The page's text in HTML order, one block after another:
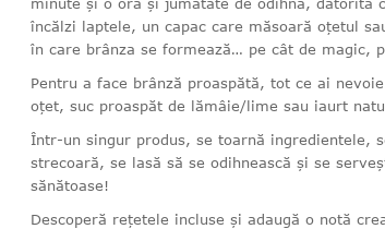
încălzi laptele, un capac care măsoară oțetul
în care brânza se formează… pe cât de magic,
Pentru a face brânză proaspătă, tot ce ai
oțet, suc proaspăt de lămâie/lime sau iaurt
Într-un singur produs, se toarnă ingredientele,
strecoară, se lasă să se odihnească și se
sănătoase!
Descoperă rețetele incluse și adaugă o notă